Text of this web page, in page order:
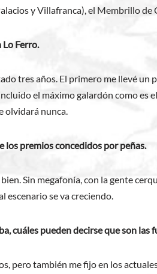
y Villafranca), el Membrillo de
Lo Ferro.
tres años. El primero me llevé un
el máximo galardón como es
olvidará nunca.
los premios concedidos por peñas.
Sin megafonía, con la gente
escenario se va creciendo.
cuáles pueden decirse que son las
pero también me fijo en los